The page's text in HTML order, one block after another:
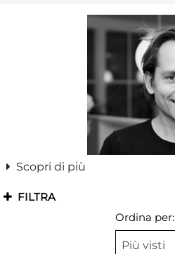
Scopri di più
FILTRA
Ordina per: